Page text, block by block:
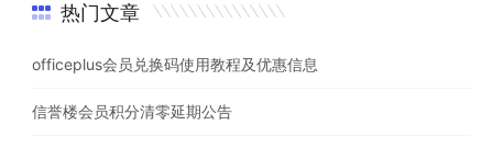
热门文章
officeplus会员兑换码使用教程及优惠信息
信誉楼会员积分清零延期公告